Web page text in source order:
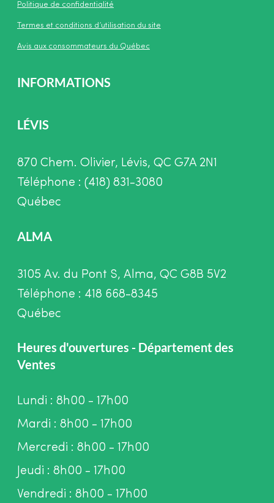
Politique de confidentialité
Termes et conditions d’utilisation du site
Avis aux consommateurs du Québec
INFORMATIONS
LÉVIS
870 Chem. Olivier, Lévis, QC G7A 2N1
Téléphone : (418) 831-3080
Québec
ALMA
3105 Av. du Pont S, Alma, QC G8B 5V2
Téléphone : 418 668-8345
Québec
Heures d'ouvertures - Département des
Ventes
Lundi : 8h00 - 17h00
Mardi : 8h00 - 17h00
Mercredi : 8h00 - 17h00
Jeudi : 8h00 - 17h00
Vendredi : 8h00 - 17h00